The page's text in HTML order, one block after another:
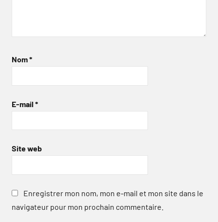
Nom*
E-mail *
Site web
Enregistrer mon nom, mon e-mail et mon site dans le
navigateur pour mon prochain commentaire.